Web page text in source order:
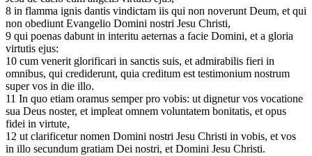
8 in flamma ignis dantis vindictam iis qui non noverunt Deum, et qui
non obediunt Evangelio Domini nostri Jesu Christi,
9 qui poenas dabunt in interitu aeternas a facie Domini, et a gloria
virtutis ejus:
10 cum venerit glorificari in sanctis suis, et admirabilis fieri in
omnibus, qui crediderunt, quia creditum est testimonium nostrum
super vos in die illo.
11 In quo etiam oramus semper pro vobis: ut dignetur vos vocatione
sua Deus noster, et impleat omnem voluntatem bonitatis, et opus
fidei in virtute,
12 ut clarificetur nomen Domini nostri Jesu Christi in vobis, et vos
in illo secundum gratiam Dei nostri, et Domini Jesu Christi.